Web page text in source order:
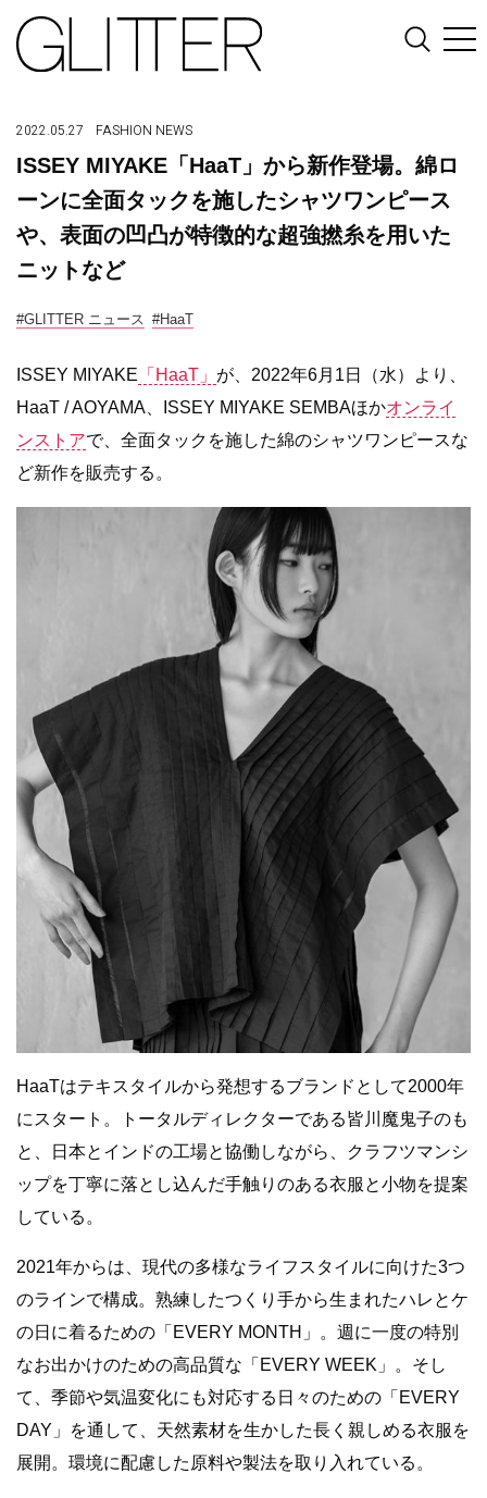
2022.05.27 FASHION NEWS
ISSEY MIYAKE「HaaT」から新作登場。綿ロ
ーンに全面タックを施したシャツワンピース
や、表面の凹凸が特徴的な超強撚糸を用いた
ニットなど
#GLITTER ニュース #HaaT
ISSEY MIYAKE 「HaaT」 が、2022年6月1日（水）より、
HaaT / AOYAMA、ISSEY MIYAKE SEMBAほかオンライ
ンストアで、全面タックを施した綿のシャツワンピースな
ど新作を販売する。
HaaTはテキスタイルから発想するブランドとして2000年
にスタート。トータルディレクターである皆川魔鬼子のも
と、日本とインドの工場と協働しながら、クラフツマンシ
ップを丁寧に落とし込んだ手触りのある衣服と小物を提案
している。
2021年からは、現代の多様なライフスタイルに向けた3つ
のラインで構成。熟練したつくり手から生まれたハレとケ
の日に着るための「EVERY MONTH」。週に一度の特別
なお出かけのための高品質な「EVERY WEEK」。そし
て、季節や気温変化にも対応する日々のための「EVERY
DAY」を通して、天然素材を生かした長く親しめる衣服を
展開。環境に配慮した原料や製法を取り入れている。